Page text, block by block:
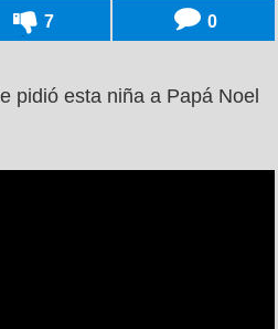
7 0
pidió esta niña a Papá Noel